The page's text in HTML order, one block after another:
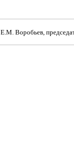
Е.М. Воробьев,